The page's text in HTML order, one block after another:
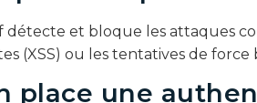
détecte et bloque les attaques
(XSS) ou les tentatives de force
place une